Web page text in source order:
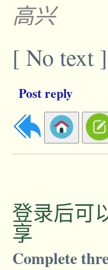
高兴
[ No text ]
Post reply
登录后可
享
Complete